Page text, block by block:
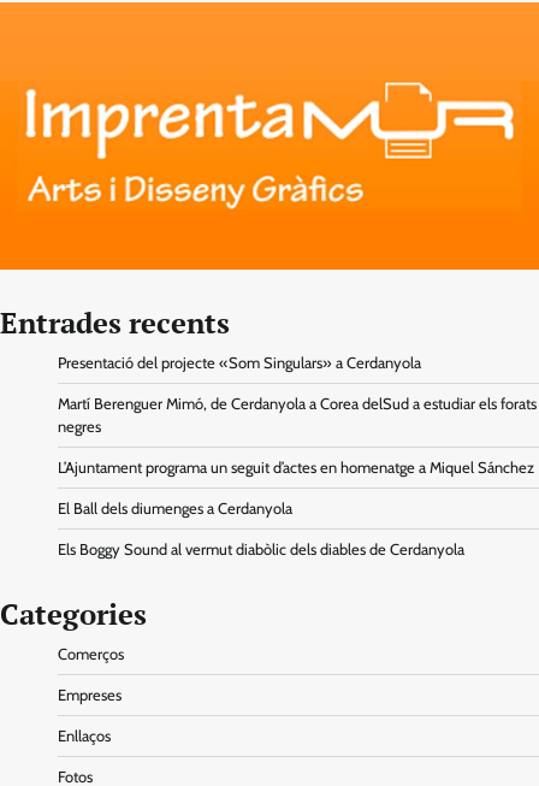
Entrades recents
Presentació del projecte «Som Singulars» a Cerdanyola
Martí Berenguer Mimó, de Cerdanyola a Corea delSud a estudiar els forats
negres
L’Ajuntament programa un seguit d’actes en homenatge a Miquel Sánchez
El Ball dels diumenges a Cerdanyola
Els Boggy Sound al vermut diabòlic dels diables de Cerdanyola
Categories
Comerços
Empreses
Enllaços
Fotos